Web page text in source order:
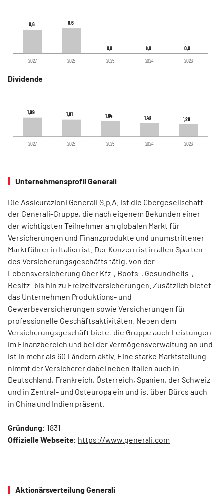
0,6
0,6 0,6
0,6
0,0
0,0 0,0
0,0 0,0
0,0
2027 2026 2025 2024 2023
Dividende
1,99
1,99 1,81
1,81 1,64
1,64 1,43
1,43 1,28
1,28
2027 2026 2025 2024 2023
Unternehmensprofil Generali
Die Assicurazioni Generali S.p.A. ist die Obergesellschaft
der Generali-Gruppe, die nach eigenem Bekunden einer
der wichtigsten Teilnehmer am globalen Markt für
Versicherungen und Finanzprodukte und unumstrittener
Marktführer in Italien ist. Der Konzern ist in allen Sparten
des Versicherungsgeschäfts tätig, von der
Lebensversicherung über Kfz-, Boots-, Gesundheits-,
Besitz- bis hin zu Freizeitversicherungen. Zusätzlich bietet
das Unternehmen Produktions- und
Gewerbeversicherungen sowie Versicherungen für
professionelle Geschäftsaktivitäten. Neben dem
Versicherungsgeschäft bietet die Gruppe auch Leistungen
im Finanzbereich und bei der Vermögensverwaltung an und
ist in mehr als 60 Ländern aktiv. Eine starke Marktstellung
nimmt der Versicherer dabei neben Italien auch in
Deutschland, Frankreich, Österreich, Spanien, der Schweiz
und in Zentral- und Osteuropa ein und ist über Büros auch
in China und Indien präsent.
Gründung: 1831
Offizielle Webseite: https://www.generali.com
Aktionärsverteilung Generali